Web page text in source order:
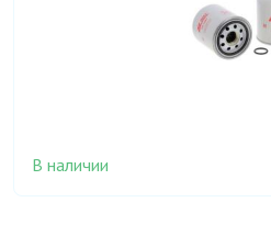
В наличии